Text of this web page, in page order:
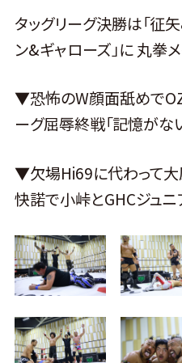
タッグリーグ決勝は「征
ン&ギャローズ」に 丸拳
▼恐怖のW顔面舐めで
ーグ屈辱終戦「記憶がな
▼欠場Hi69に代わって大
快諾で小峠とGHCジュ